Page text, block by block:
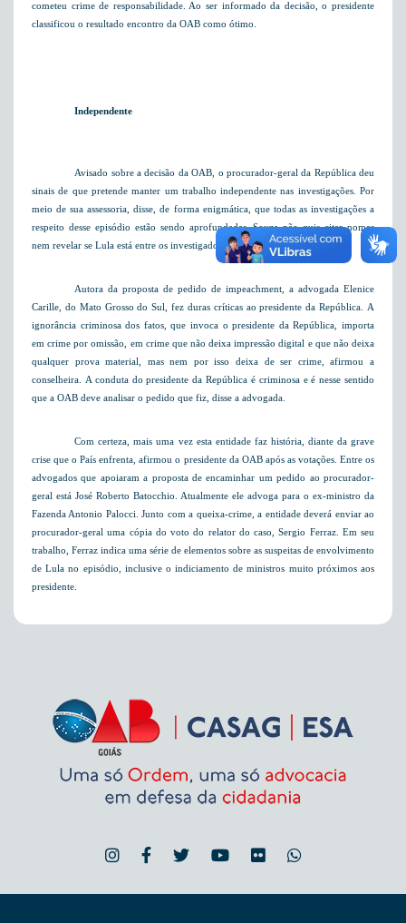
cometeu crime de responsabilidade. Ao ser informado da decisão, o presidente
classificou o resultado encontro da OAB como ótimo.
Independente
Avisado sobre a decisão da OAB, o procurador-geral da República deu
sinais de que pretende manter um trabalho independente nas investigações. Por
meio de sua assessoria, disse, de forma enigmática, que todas as investigações a
respeito desse episódio estão sendo aprofundadas. Souza não quis citar nomes
nem revelar se Lula está entre os investigados.
Autora da proposta de pedido de impeachment, a advogada Elenice
Carille, do Mato Grosso do Sul, fez duras críticas ao presidente da República. A
ignorância criminosa dos fatos, que invoca o presidente da República, importa
em crime por omissão, em crime que não deixa impressão digital e que não deixa
qualquer prova material, mas nem por isso deixa de ser crime, afirmou a
conselheira. A conduta do presidente da República é criminosa e é nesse sentido
que a OAB deve analisar o pedido que fiz, disse a advogada.
Com certeza, mais uma vez esta entidade faz história, diante da grave
crise que o País enfrenta, afirmou o presidente da OAB após as votações. Entre os
advogados que apoiaram a proposta de encaminhar um pedido ao procurador-
geral está José Roberto Batocchio. Atualmente ele advoga para o ex-ministro da
Fazenda Antonio Palocci. Junto com a queixa-crime, a entidade deverá enviar ao
procurador-geral uma cópia do voto do relator do caso, Sergio Ferraz. Em seu
trabalho, Ferraz indica uma série de elementos sobre as suspeitas de envolvimento
de Lula no episódio, inclusive o indiciamento de ministros muito próximos aos
presidente.